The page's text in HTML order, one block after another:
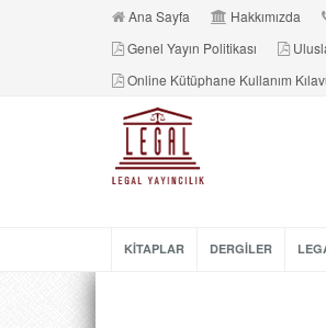
Ana Sayfa Hakkımızda
Genel Yayın Politikası
Online Kütüphane Kullanım
KİTAPLAR DERGİLER